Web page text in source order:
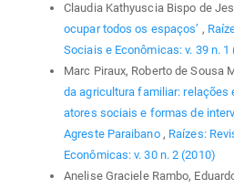
Claudia Kathyuscia Bispo de
ocupar todos os espaços’ ,
Sociais e Econômicas: v. 39 n. 1
Marc Piraux, Roberto de Sousa
da agricultura familiar: relações
atores sociais e formas de
Agreste Paraibano , Raízes:
Econômicas: v. 30 n. 2 (2010)
Anelise Graciele Rambo,